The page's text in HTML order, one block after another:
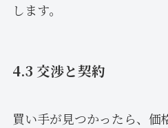
します。
4.3 交渉と契約
買い手が見つかったら、価